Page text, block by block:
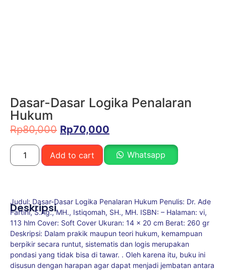
Dasar-Dasar Logika Penalaran
Hukum
Rp80,000 Rp70,000
Add to cart Whatsapp
Deskripsi
Judul: Dasar-Dasar Logika Penalaran Hukum Penulis: Dr. Ade
Fartini, S.Ag., MH., Istiqomah, SH., MH. ISBN: – Halaman: vi,
113 hlm Cover: Soft Cover Ukuran: 14 x 20 cm Berat: 260 gr
Deskripsi: Dalam prakik maupun teori hukum, kemampuan
berpikir secara runtut, sistematis dan logis merupakan
pondasi yang tidak bisa di tawar. . Oleh karena itu, buku ini
disusun dengan harapan agar dapat menjadi jembatan antara